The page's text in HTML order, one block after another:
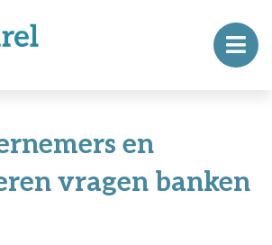
en
vragen banken